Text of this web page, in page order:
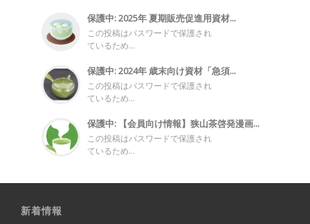
保護中: 2025年 夏期販売促進用資材...
この投稿はパスワードで保護され
ているため...
保護中: 2024年 歳末向け資材「急須...
この投稿はパスワードで保護され
ているため...
保護中: 【会員向け情報】狭山茶啓発漫画...
この投稿はパスワードで保護され
ているため...
新着情報